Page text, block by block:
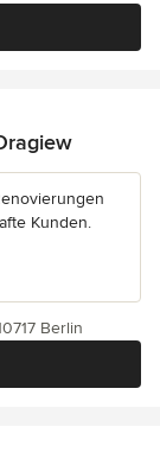
Kunden.
Berlin